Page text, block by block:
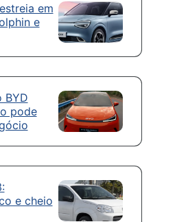
em
e
BYD
pode
e cheio